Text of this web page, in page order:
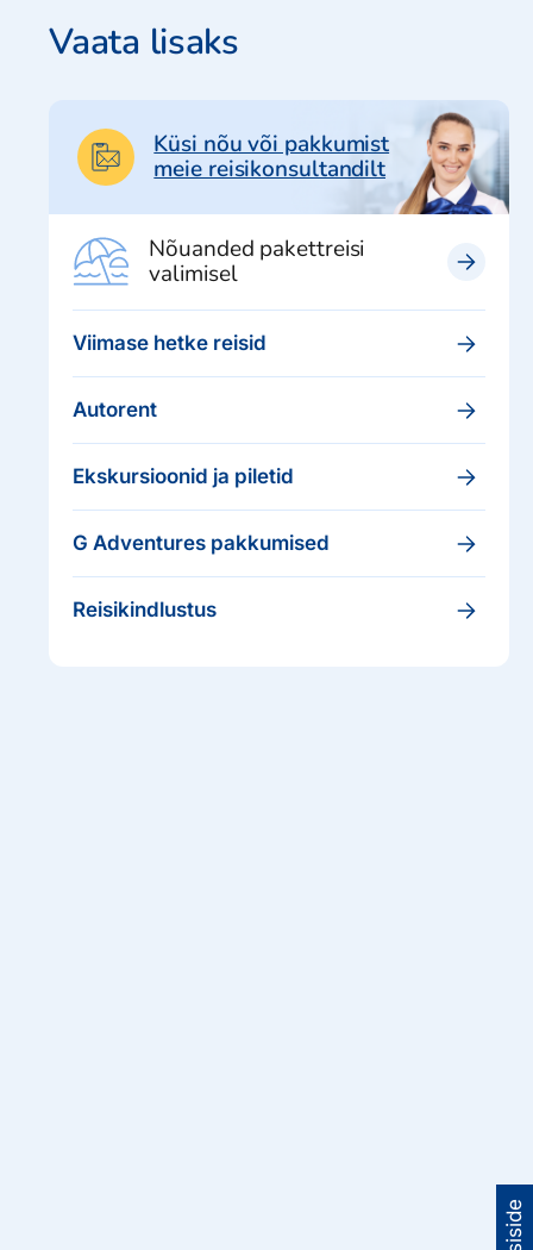
Vaata lisaks
Küsi nõu või pakkumist
meie reisikonsultandilt
Nõuanded pakettreisi
valimisel
Viimase hetke reisid
Autorent
Ekskursioonid ja piletid
G Adventures pakkumised
Reisikindlustus